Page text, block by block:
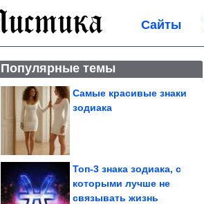
Сайты
Популярные темы
Самые красивые знаки
зодиака
Топ-3 знака зодиака, с
которыми лучше не
связывать жизнь